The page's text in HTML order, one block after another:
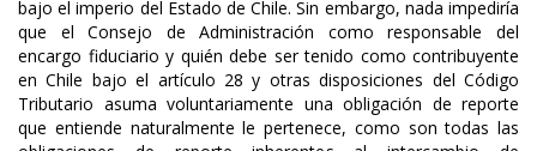
bajo el imperio del Estado de Chile. Sin embargo, nada impediría
que el Consejo de Administración como responsable del
encargo fiduciario y quién debe ser tenido como contribuyente
en Chile bajo el artículo 28 y otras disposiciones del Código
Tributario asuma voluntariamente una obligación de reporte
que entiende naturalmente le pertenece, como son todas las